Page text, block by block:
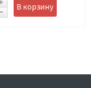
В корзину